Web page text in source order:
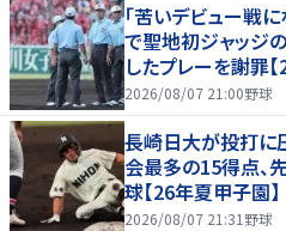
｢苦いデビュー戦
で聖地初ジャッジ
したプレーを謝罪
2026/08/07 21:00野球
長崎日大が投打に
会最多の15得点、
球【26年夏甲子園】
2026/08/07 21:31 野球